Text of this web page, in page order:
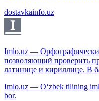
dostavkainfo.uz
Imlo.uz —
позволяющий проверить
латинице и кириллице. В
Imlo.uz — O‘zbek tilining
bor.